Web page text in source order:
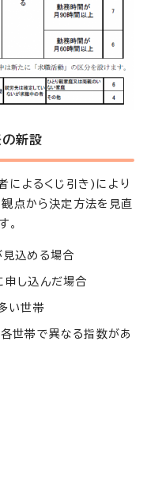
新設
によるくじ引き)により
点から決定方法を見直
。
込める場合
し込んだ場合
い世帯
世帯で異なる指数があ